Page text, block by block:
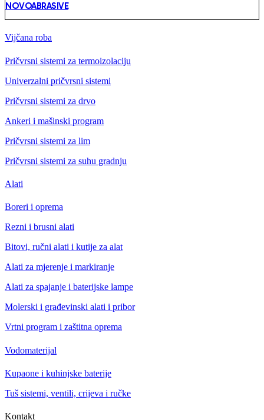
NOVOABRASIVE
Vijčana roba
Pričvrsni sistemi za termoizolaciju
Univerzalni pričvrsni sistemi
Pričvrsni sistemi za drvo
Ankeri i mašinski program
Pričvrsni sistemi za lim
Pričvrsni sistemi za suhu gradnju
Alati
Boreri i oprema
Rezni i brusni alati
Bitovi, ručni alati i kutije za alat
Alati za mjerenje i markiranje
Alati za spajanje i baterijske lampe
Molerski i građevinski alati i pribor
Vrtni program i zaštitna oprema
Vodomaterijal
Kupaone i kuhinjske baterije
Tuš sistemi, ventili, crijeva i ručke
Kontakt